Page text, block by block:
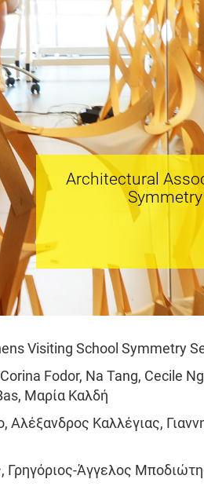
Architectural
Visiting School Symmetry
Fodor, Na Tang, Cecile
Μαρία Καλδή
Αλέξανδρος Καλλέγιας,
Γρηγόριος-Άγγελος